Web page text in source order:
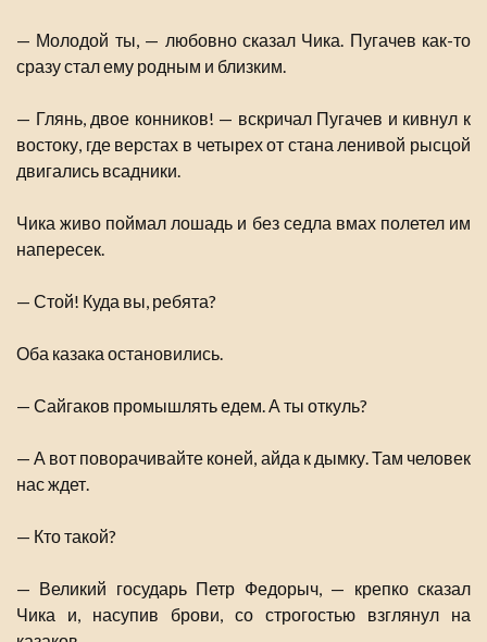
— Молодой ты, — любовно сказал Чика. Пугачев как-то
сразу стал ему родным и близким.
— Глянь, двое конников! — вскричал Пугачев и кивнул к
востоку, где верстах в четырех от стана ленивой рысцой
двигались всадники.
Чика живо поймал лошадь и без седла вмах полетел им
напересек.
— Стой! Куда вы, ребята?
Оба казака остановились.
— Сайгаков промышлять едем. А ты откуль?
— А вот поворачивайте коней, айда к дымку. Там человек
нас ждет.
— Кто такой?
— Великий государь Петр Федорыч, — крепко сказал
Чика и, насупив брови, со строгостью взглянул на